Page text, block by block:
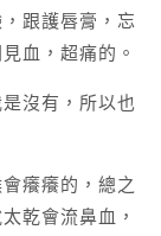
跟護唇膏，忘
血，超痛的。
沒有，所以也
癢癢的，總之
乾會流鼻血，